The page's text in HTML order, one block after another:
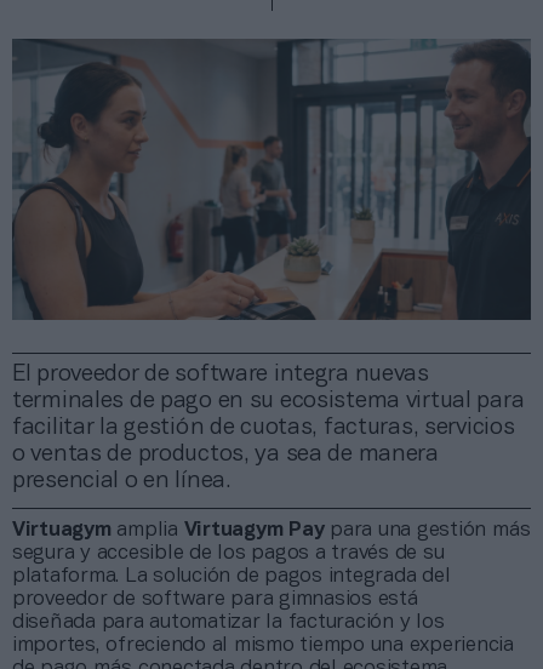
El proveedor de software integra nuevas
terminales de pago en su ecosistema virtual para
facilitar la gestión de cuotas, facturas, servicios
o ventas de productos, ya sea de manera
presencial o en línea.
Virtuagym amplia Virtuagym Paypara una gestión más
segura y accesible de los pagos a través de su
plataforma. La solución de pagos integrada del
proveedor de software para gimnasios está
diseñada para automatizar la facturación y los
importes, ofreciendo al mismo tiempo una experiencia